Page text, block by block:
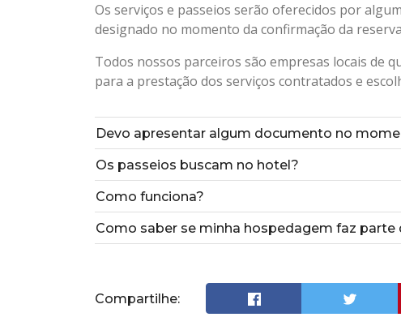
Os serviços e passeios serão oferecidos por
designado no momento da confirmação da
Todos nossos parceiros são empresas locais de
para a prestação dos serviços contratados e
Devo apresentar algum documento no
Os passeios buscam no hotel?
Como funciona?
Como saber se minha hospedagem faz parte
Compartilhe: